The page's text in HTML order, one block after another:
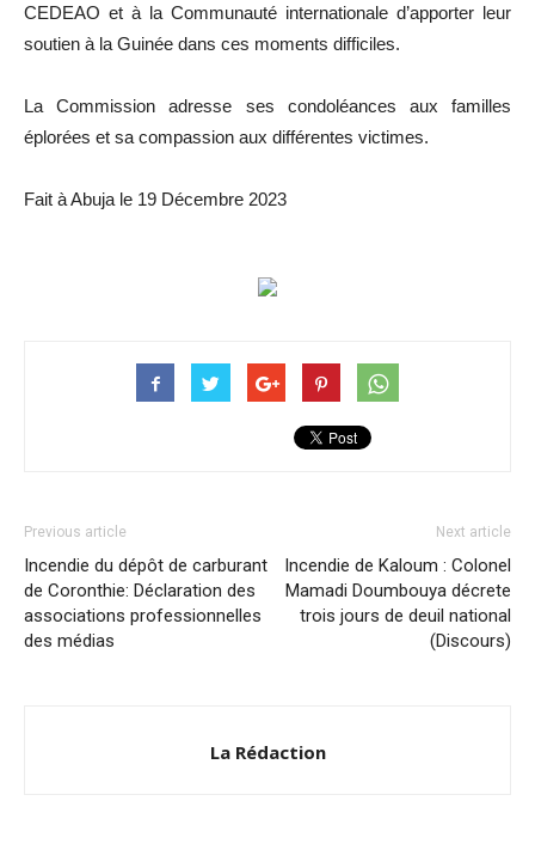
CEDEAO et à la Communauté internationale d’apporter leur
soutien à la Guinée dans ces moments difficiles.
La Commission adresse ses condoléances aux familles
éplorées et sa compassion aux différentes victimes.
Fait à Abuja le 19 Décembre 2023
Previous article
Incendie du dépôt de carburant
de Coronthie: Déclaration des
associations professionnelles
des médias
Next article
Incendie de Kaloum : Colonel
Mamadi Doumbouya décrete
trois jours de deuil national
(Discours)
La Rédaction